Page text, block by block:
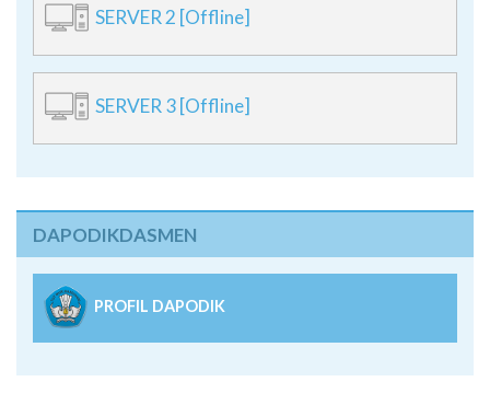
SERVER 2 [Offline]
SERVER 3 [Offline]
DAPODIKDASMEN
PROFIL DAPODIK